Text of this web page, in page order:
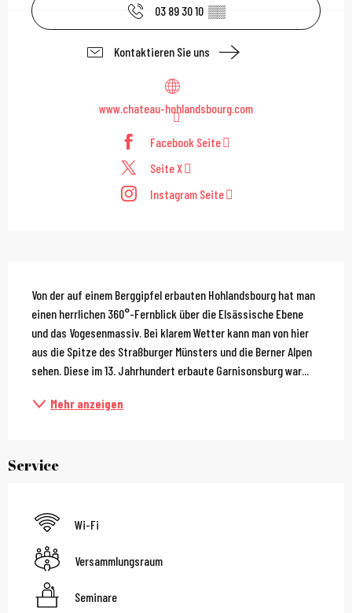
03 89 30 10 ▒▒
Kontaktieren Sie uns
www.chateau-hohlandsbourg.com
Facebook Seite
Seite X
Instagram Seite
Beschreibung
Von der auf einem Berggipfel erbauten Hohlandsbourg hat man
einen herrlichen 360°-Fernblick über die Elsässische Ebene
und das Vogesenmassiv. Bei klarem Wetter kann man von hier
aus die Spitze des Straßburger Münsters und die Berner Alpen
sehen. Diese im 13. Jahrhundert erbaute Garnisonsburg war...
Mehr anzeigen
Service
Wi-Fi
Versammlungsraum
Seminare